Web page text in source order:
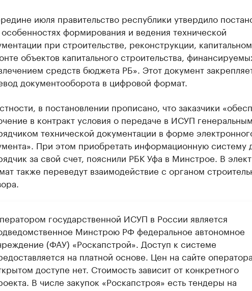
июля правительство республики утвердило
формирования и ведения технической
при строительстве, реконструкции, капитальном
объектов капитального строительства,
средств бюджета РБ». Этот документ
документооборота в цифровой формат.
в постановлении прописано, что заказчики
в контракт условия о передаче в ИСУП
технической документации в форме
При этом приобретать информационную систему
за свой счет, пояснили РБК Уфа в Минстрое. В
также переведут взаимодействие с органом
государственной ИСУП в России является
Минстрою РФ федеральное автономное
(ФАУ) «Роскапстрой». Доступ к системе
на платной основе. Цен на сайте
доступе нет. Стоимость зависит от конкретного
В числе закупок «Роскапстроя» есть тендеры на